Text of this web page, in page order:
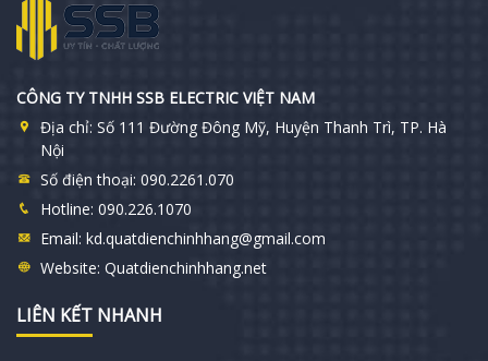
CÔNG TY TNHH SSB ELECTRIC VIỆT NAM
Địa chỉ: Số 111 Đường Đông Mỹ, Huyện Thanh Trì, TP. Hà
Nội
Số điện thoại: 090.2261.070
Hotline: 090.226.1070
Email: kd.quatdienchinhhang@gmail.com
Website: Quatdienchinhhang.net
LIÊN KẾT NHANH